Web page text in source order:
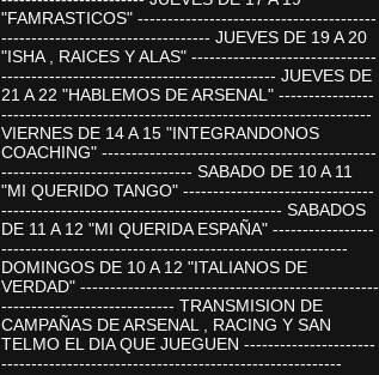
"FAMRASTICOS" ----------------------------------------
----------------------------------- JUEVES DE 19 A 20
"ISHA , RAICES Y ALAS" -------------------------------
---------------------------------------------- JUEVES DE
21 A 22 "HABLEMOS DE ARSENAL" ----------------
--------------------------------------------------------------
VIERNES DE 14 A 15 "INTEGRANDONOS
COACHING" ----------------------------------------------
-------------------------------- SABADO DE 10 A 11
"MI QUERIDO TANGO" --------------------------------
----------------------------------------------- SABADOS
DE 11 A 12 "MI QUERIDA ESPAÑA" -----------------
----------------------------------------------------------
DOMINGOS DE 10 A 12 "ITALIANOS DE
VERDAD" --------------------------------------------------
----------------------------- TRANSMISION DE
CAMPAÑAS DE ARSENAL , RACING Y SAN
TELMO EL DIA QUE JUEGUEN ----------------------
---------------------------------------------------------